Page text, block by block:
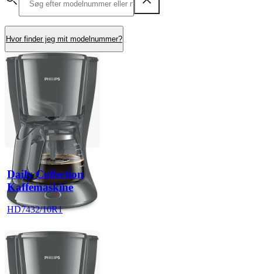
Hvor finder jeg mit modelnummer?
Daily Collection
Kaffemaskine
HD7432/10R1